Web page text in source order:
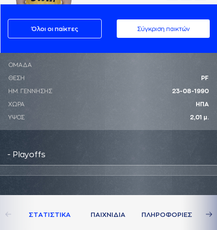
Όλοι οι παίκτες Σύγκριση παικτών
ΟΜΑΔΑ
ΘΕΣΗ PF
ΗΜ. ΓΕΝΝΗΣΗΣ 23-08-1990
ΧΩΡΑ ΗΠΑ
ΥΨΟΣ 2,01 μ.
- Playoffs
ΣΤAΤΙΣΤΙΚA ΠAΙΧΝΙΔΙA ΠΛΗΡΟΦΟΡΙΕΣ